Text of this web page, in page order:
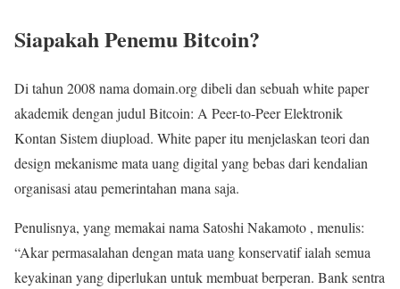
Siapakah Penemu Bitcoin?
Di tahun 2008 nama domain.org dibeli dan sebuah white paper
akademik dengan judul Bitcoin: A Peer-to-Peer Elektronik
Kontan Sistem diupload. White paper itu menjelaskan teori dan
design mekanisme mata uang digital yang bebas dari kendalian
organisasi atau pemerintahan mana saja.
Penulisnya, yang memakai nama Satoshi Nakamoto , menulis:
“Akar permasalahan dengan mata uang konservatif ialah semua
keyakinan yang diperlukan untuk membuat berperan. Bank sentra